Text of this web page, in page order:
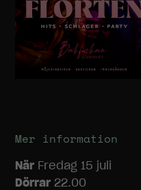
Mer information
När Fredag 15 juli
Dörrar22.00